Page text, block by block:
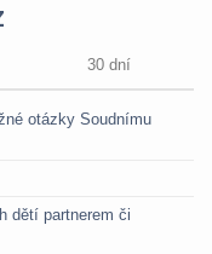
30 dní
otázky Soudnímu
dětí partnerem či